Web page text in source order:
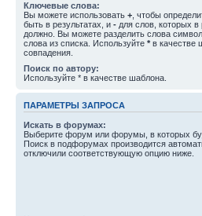
Ключевые слова:
Вы можете использовать + , чтобы
быть в результатах, и - для слов, которых в
должно. Вы можете разделить слова
слова из списка. Используйте * в качестве
совпадения.
Поиск по автору:
Используйте * в качестве шаблона.
ПАРАМЕТРЫ ЗАПРОСА
Искать в форумах:
Выберите форум или форумы, в которых
Поиск в подфорумах производится
отключили соответствующую опцию ниже.